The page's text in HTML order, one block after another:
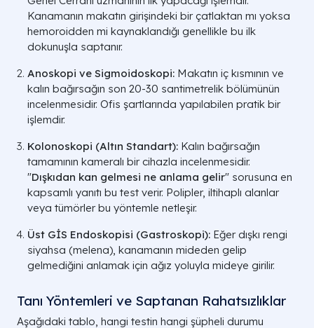
Kanamanın makatın girişindeki bir çatlaktan mı yoksa
hemoroidden mi kaynaklandığı genellikle bu ilk
dokunuşla saptanır.
Anoskopi ve Sigmoidoskopi: Makatın iç kısmının ve
kalın bağırsağın son 20-30 santimetrelik bölümünün
incelenmesidir. Ofis şartlarında yapılabilen pratik bir
işlemdir.
Kolonoskopi (Altın Standart): Kalın bağırsağın
tamamının kameralı bir cihazla incelenmesidir.
"Dışkıdan kan gelmesi ne anlama gelir" sorusuna en
kapsamlı yanıtı bu test verir. Polipler, iltihaplı alanlar
veya tümörler bu yöntemle netleşir.
Üst GİS Endoskopisi (Gastroskopi): Eğer dışkı rengi
siyahsa (melena), kanamanın mideden gelip
gelmediğini anlamak için ağız yoluyla mideye girilir.
Tanı Yöntemleri ve Saptanan Rahatsızlıklar
Aşağıdaki tablo, hangi testin hangi şüpheli durumu